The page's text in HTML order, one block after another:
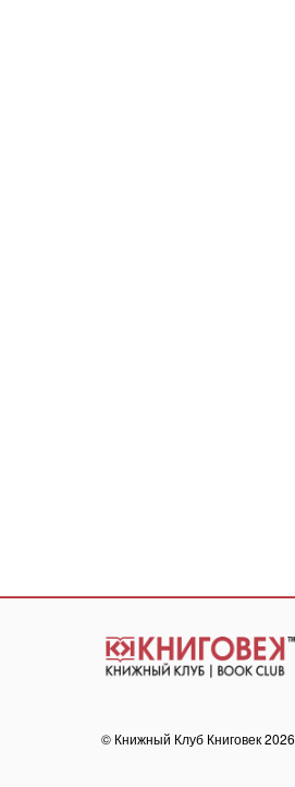
© Книжный Клуб Книговек 2026